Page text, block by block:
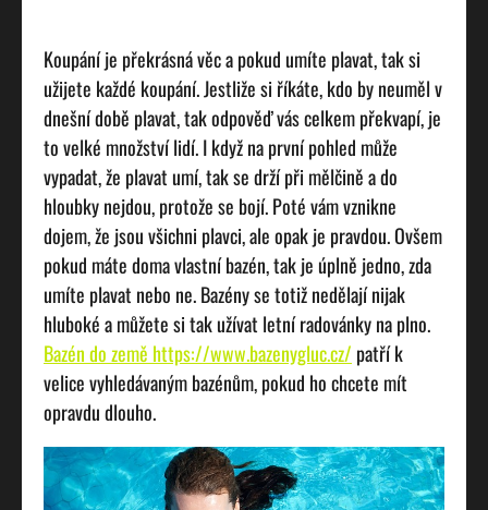
Koupání je překrásná věc a pokud umíte plavat, tak si
užijete každé koupání. Jestliže si říkáte, kdo by neuměl v
dnešní době plavat, tak odpověď vás celkem překvapí, je
to velké množství lidí. I když na první pohled může
vypadat, že plavat umí, tak se drží při mělčině a do
hloubky nejdou, protože se bojí. Poté vám vznikne
dojem, že jsou všichni plavci, ale opak je pravdou. Ovšem
pokud máte doma vlastní bazén, tak je úplně jedno, zda
umíte plavat nebo ne. Bazény se totiž nedělají nijak
hluboké a můžete si tak užívat letní radovánky na plno.
Bazén do země https://www.bazenygluc.cz/ patří k
velice vyhledávaným bazénům, pokud ho chcete mít
opravdu dlouho.